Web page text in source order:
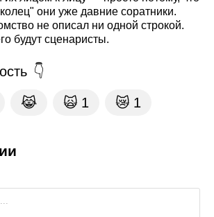
они уже давние соратники.
не описал ни одной строкой.
будут сценаристы.
😹 🙀 1 😿 1